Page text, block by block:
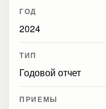
ГОД
2024
ТИП
Годовой отчет
ПРИЕМЫ